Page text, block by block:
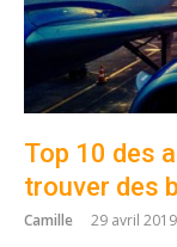
Top 10 des
trouver des
Camille 29 avril 2019